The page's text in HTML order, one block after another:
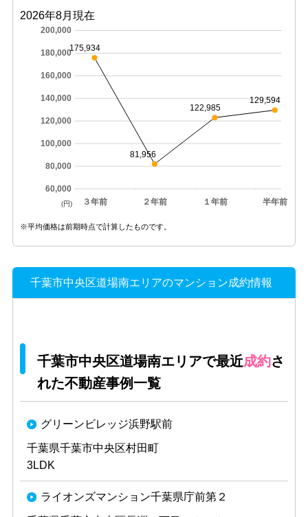
2026年8月現在
３年前 ２年前 １年前 半年前
60,000
80,000
100,000
120,000
140,000
160,000
180,000
200,000
175,934
81,956
122,985
129,594
(円)
※平均価格は前期時点で計算したものです。
千葉市中央区道場南エリアのマンション成約情報
千葉市中央区道場南エリアで最近成約さ
れた不動産事例一覧
グリーンビレッジ浜野駅前
千葉県千葉市中央区村田町
3LDK
ライオンズマンション千葉県庁前第２